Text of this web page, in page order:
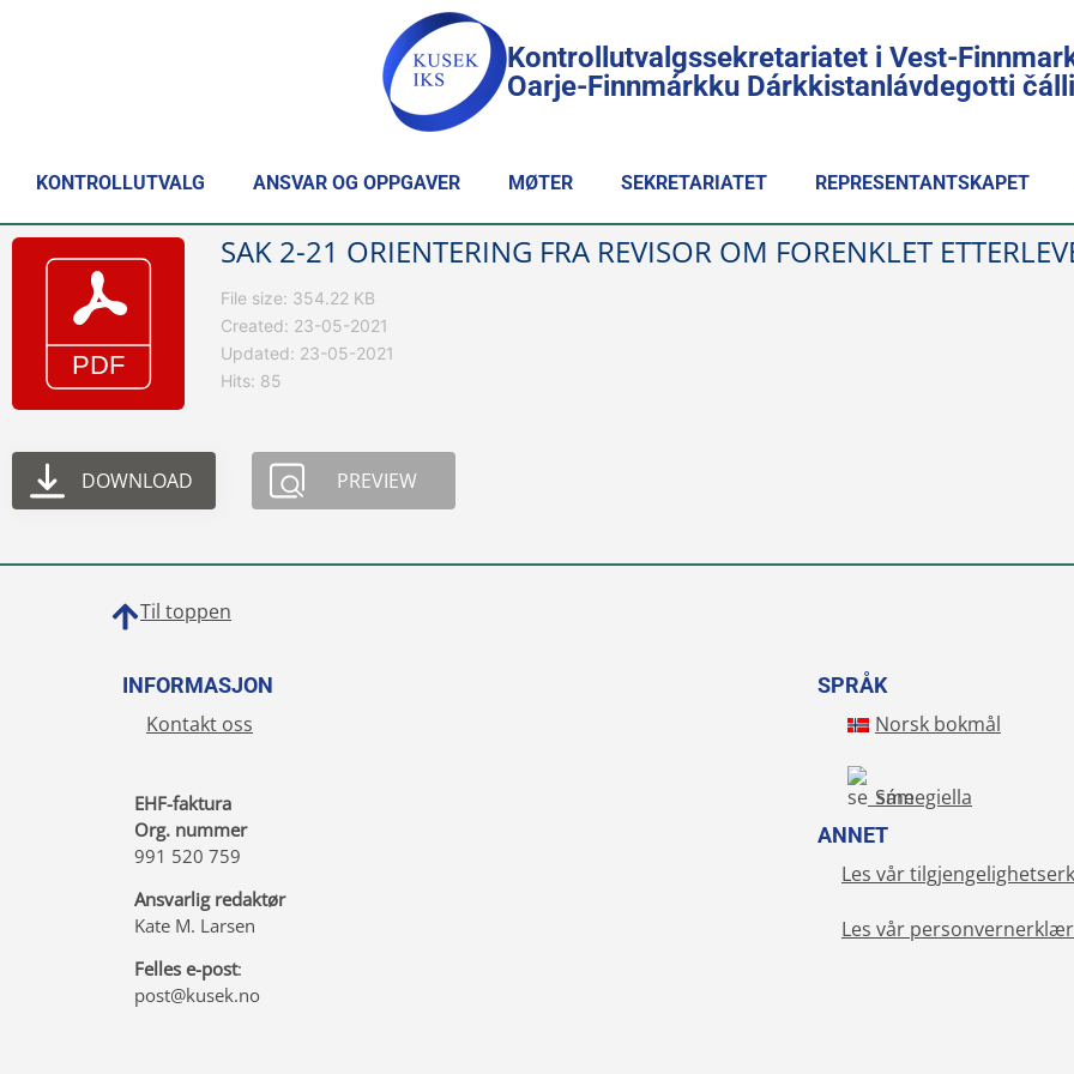
Kontrollutvalgssekretariatet i Vest-
Oarje-Finnmárkku Dárkkistanlávdegotti
KONTROLLUTVALG ANSVAR OG OPPGAVER MØTER SEKRETARIATET REPRESENTANTSKAPET
SAK 2-21 ORIENTERING FRA REVISOR OM FORENKLET
File size: 354.22 KB
Created: 23-05-2021
Updated: 23-05-2021
Hits: 85
DOWNLOAD PREVIEW
Til toppen
INFORMASJON
Kontakt oss
EHF-faktura
Org. nummer
991 520 759
Ansvarlig redaktør
Kate M. Larsen
Felles e-post:
post@kusek.no
SPRÅK
Norsk bokmål
Sámegiella
ANNET
Les vår
Les vår